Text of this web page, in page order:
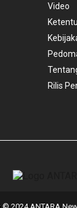
Video
Rilis